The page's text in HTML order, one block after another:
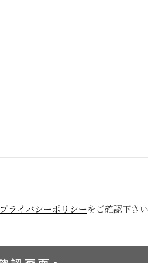
プライバシーポリシーをご確認下さい